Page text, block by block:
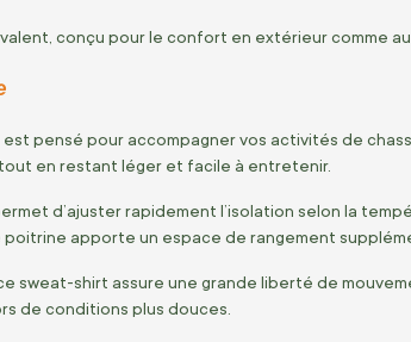
conçu pour le confort en extérieur comme
pensé pour accompagner vos activités de
en restant léger et facile à entretenir.
d’ajuster rapidement l’isolation selon la
apporte un espace de rangement
sweat-shirt assure une grande liberté de
de conditions plus douces.